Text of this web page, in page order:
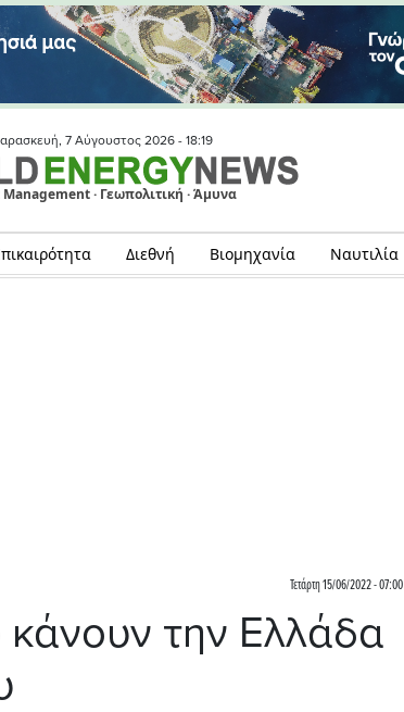
7 Αύγουστος 2026 - 18:19
· Γεωπολιτική · Άμυνα
Διεθνή Βιομηχανία Ναυτιλία
Τετάρτη 15/06/2022 - 07:00
την Ελλάδα